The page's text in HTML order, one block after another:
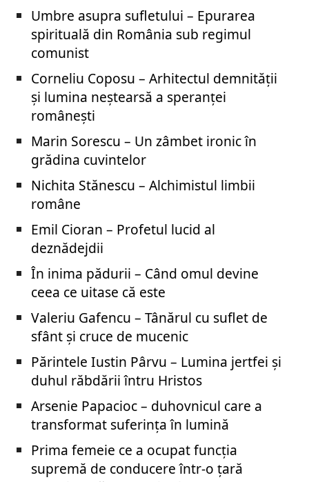
Umbre asupra sufletului – Epurarea
spirituală din România sub regimul
comunist
Corneliu Coposu – Arhitectul demnității
și lumina neștearsă a speranței
românești
Marin Sorescu – Un zâmbet ironic în
grădina cuvintelor
Nichita Stănescu – Alchimistul limbii
române
Emil Cioran – Profetul lucid al
deznădejdii
În inima pădurii – Când omul devine
ceea ce uitase că este
Valeriu Gafencu – Tânărul cu suflet de
sfânt și cruce de mucenic
Părintele Iustin Pârvu – Lumina jertfei și
duhul răbdării întru Hristos
Arsenie Papacioc – duhovnicul care a
transformat suferința în lumină
Prima femeie ce a ocupat funcția
supremă de conducere într-o țară